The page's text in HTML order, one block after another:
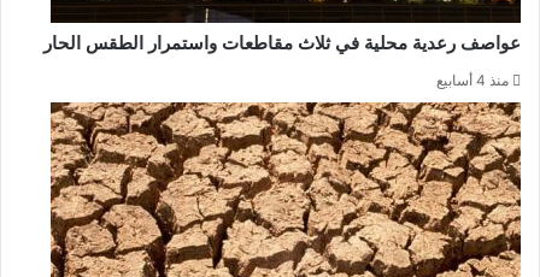
عواصف رعدية محلية في ثلاث مقاطعات واستمرار الطقس الحار
منذ 4 أسابيع